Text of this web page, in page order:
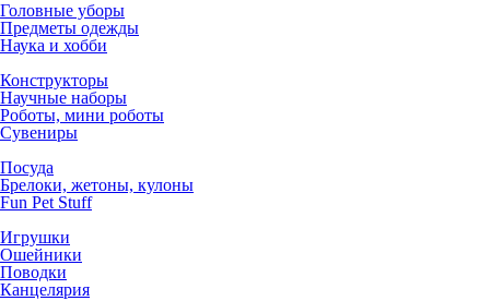
Головные уборы
Предметы одежды
Наука и хобби
Конструкторы
Научные наборы
Роботы, мини роботы
Сувениры
Посуда
Брелоки, жетоны, кулоны
Fun Pet Stuff
Игрушки
Ошейники
Поводки
Канцелярия